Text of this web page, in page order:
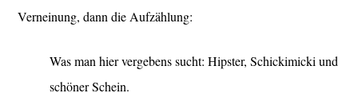
Verneinung, dann die Aufzählung:
Was man hier vergebens sucht: Hipster, Schickimicki und
schöner Schein.